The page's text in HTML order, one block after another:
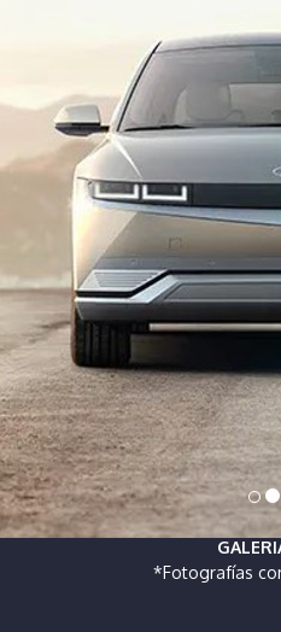
*Fotografías